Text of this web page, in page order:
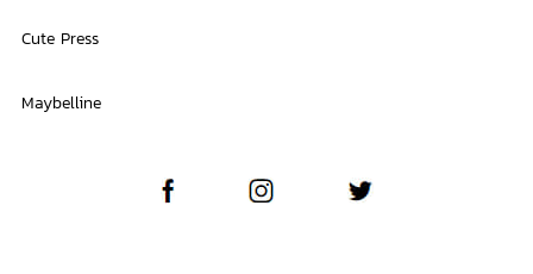
Cute Press
Maybelline